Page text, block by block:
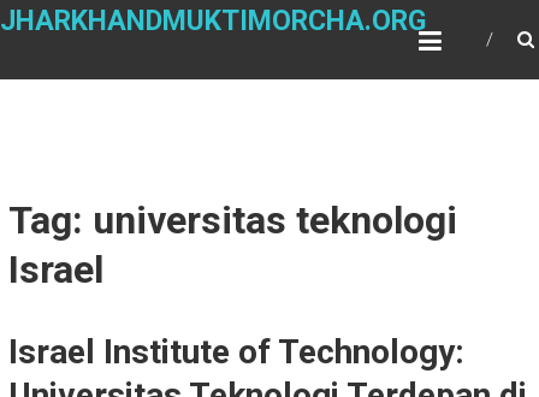
Skip
JHARKHANDMUKTIMORCHA.ORG
Tag: universitas teknologi
Israel
Israel Institute of Technology: